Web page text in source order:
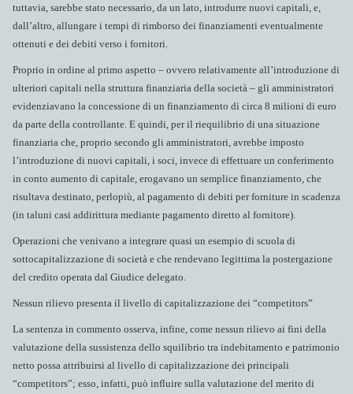
tuttavia, sarebbe stato necessario, da un lato, introdurre nuovi capitali, e,
dall’altro, allungare i tempi di rimborso dei finanziamenti eventualmente
ottenuti e dei debiti verso i fornitori.
Proprio in ordine al primo aspetto – ovvero relativamente all’introduzione di
ulteriori capitali nella struttura finanziaria della società – gli amministratori
evidenziavano la concessione di un finanziamento di circa 8 milioni di euro
da parte della controllante. E quindi, per il riequilibrio di una situazione
finanziaria che, proprio secondo gli amministratori, avrebbe imposto
l’introduzione di nuovi capitali, i soci, invece di effettuare un conferimento
in conto aumento di capitale, erogavano un semplice finanziamento, che
risultava destinato, perlopiù, al pagamento di debiti per forniture in scadenza
(in taluni casi addirittura mediante pagamento diretto al fornitore).
Operazioni che venivano a integrare quasi un esempio di scuola di
sottocapitalizzazione di società e che rendevano legittima la postergazione
del credito operata dal Giudice delegato.
Nessun rilievo presenta il livello di capitalizzazione dei “competitors”
La sentenza in commento osserva, infine, come nessun rilievo ai fini della
valutazione della sussistenza dello squilibrio tra indebitamento e patrimonio
netto possa attribuirsi al livello di capitalizzazione dei principali
“competitors”; esso, infatti, può influire sulla valutazione del merito di